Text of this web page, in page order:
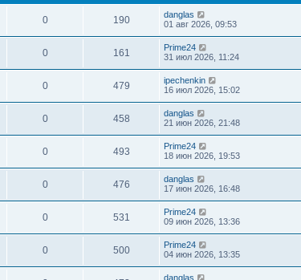
0 190
danglas
01 авг 2026, 09:53
0 161
Prime24
31 июл 2026, 11:24
0 479
ipechenkin
16 июл 2026, 15:02
0 458
danglas
21 июн 2026, 21:48
0 493
Prime24
18 июн 2026, 19:53
0 476
danglas
17 июн 2026, 16:48
0 531
Prime24
09 июн 2026, 13:36
0 500
Prime24
04 июн 2026, 13:35
danglas